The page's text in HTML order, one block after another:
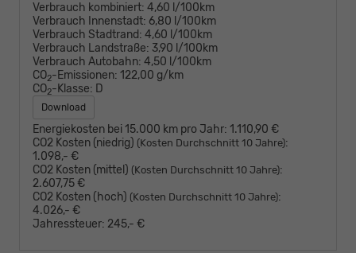
Verbrauch kombiniert: 4,60 l/100km
Verbrauch Innenstadt: 6,80 l/100km
Verbrauch Stadtrand: 4,60 l/100km
Verbrauch Landstraße: 3,90 l/100km
Verbrauch Autobahn: 4,50 l/100km
CO2-Emissionen: 122,00 g/km
CO2-Klasse: D
Download
Energiekosten bei 15.000 km pro Jahr: 1.110,90 €
CO2 Kosten (niedrig) (Kosten Durchschnitt 10 Jahre):
1.098,- €
CO2 Kosten (mittel) (Kosten Durchschnitt 10 Jahre):
2.607,75 €
CO2 Kosten (hoch) (Kosten Durchschnitt 10 Jahre):
4.026,- €
Jahressteuer: 245,- €